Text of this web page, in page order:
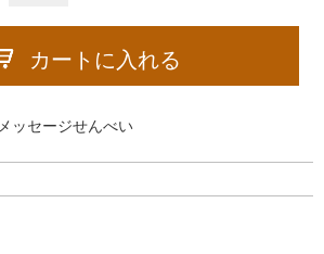
カートに入れる
メッセージせんべい